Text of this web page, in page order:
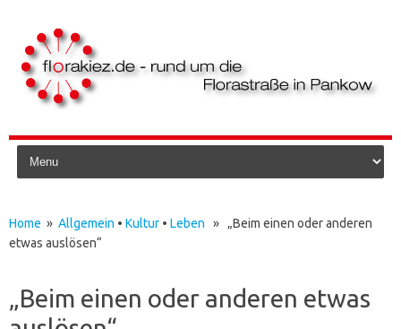
Skip to content
Home » Allgemein • Kultur • Leben » „Beim einen oder anderen
etwas auslösen“
„Beim einen oder anderen etwas